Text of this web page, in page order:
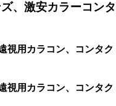
、激安カラーコン
視用カラコン、コンタ
視用カラコン、コンタ